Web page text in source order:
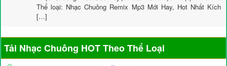
Thể loại: Nhạc Chuông Remix Mp3 Mới Hay, Hot Nhất Kích
[…]
Tải Nhạc Chuông HOT Theo Thể Loại